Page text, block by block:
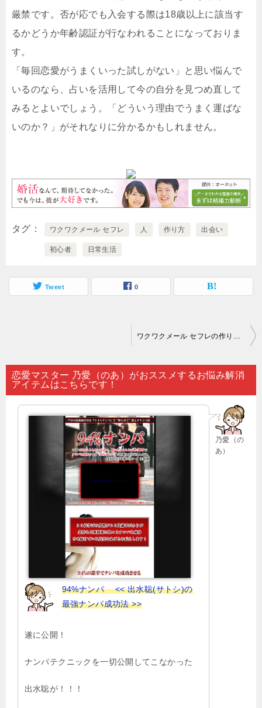
厳禁です。否が応でも入会する際は18歳以上に該当す
るかどうか年齢認証が行なわれることになっておりま
す。
「毎回恋愛がうまくいった試しがない」と思い悩んで
いるのなら、占いを活用して今の自分を見つめ直して
みるとよいでしょう。「どういう理由でうまく運ばな
いのか？」がそれなりに分かるかもしれません。
タグ ワクワクメール セフレ 人 作り方 出会い
初心者 日常生活
Tweet 0
ナ
ビ
ワクワクメール セフレの作り方 初心者｜恋は盲目…。
恋愛マスター 乃愛（のあ）がおススメするお悩み解消
アイテムはこちらです！
乃愛（の
あ）
94%ナンパ << 出水聡(サトシ)の
最強ナンパ成功法 >>
遂に公開！
ナンパテクニックを一切公開してこなかった
出水聡が！！！